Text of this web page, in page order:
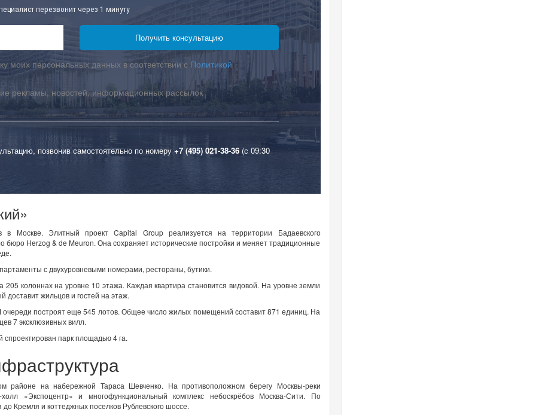
перезвонит через 1 минуту
моих персональных данных в соответствии с Политикой
рекламы, новостей, информационных рассылок
позвонив самостоятельно по номеру+7 (495) 021-38-36 (с 09:30
в Москве. Элитный проект Capital Group реализуется на территории Бадаевского
бюро Herzog & de Meuron. Она сохраняет исторические постройки и меняет традиционные
с двухуровневыми номерами, рестораны, бутики.
205 колоннах на уровне 10 этажа. Каждая квартира становится видовой. На уровне земли
доставит жильцов и гостей на этаж.
очереди построят еще 545 лотов. Общее число жилых помещений составит 871 единиц. На
7 эксклюзивных вилл.
спроектирован парк площадью 4 га.
районе на набережной Тараса Шевченко. На противоположном берегу Москвы-реки
«Экспоцентр» и многофункциональный комплекс небоскрёбов Москва-Сити. По
Кремля и коттеджных поселков Рублевского шоссе.